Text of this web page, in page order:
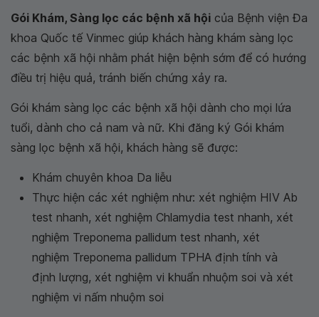
Gói Khám, Sàng lọc các bệnh xã hội của Bệnh viện Đa
khoa Quốc tế Vinmec giúp khách hàng khám sàng lọc
các bệnh xã hội nhằm phát hiện bệnh sớm để có hướng
điều trị hiệu quả, tránh biến chứng xảy ra.
Gói khám sàng lọc các bệnh xã hội dành cho mọi lứa
tuổi, dành cho cả nam và nữ. Khi đăng ký Gói khám
sàng lọc bệnh xã hội, khách hàng sẽ được:
Khám chuyên khoa Da liễu
Thực hiện các xét nghiệm như: xét nghiệm HIV Ab
test nhanh, xét nghiệm Chlamydia test nhanh, xét
nghiệm Treponema pallidum test nhanh, xét
nghiệm Treponema pallidum TPHA định tính và
định lượng, xét nghiệm vi khuẩn nhuộm soi và xét
nghiệm vi nấm nhuộm soi